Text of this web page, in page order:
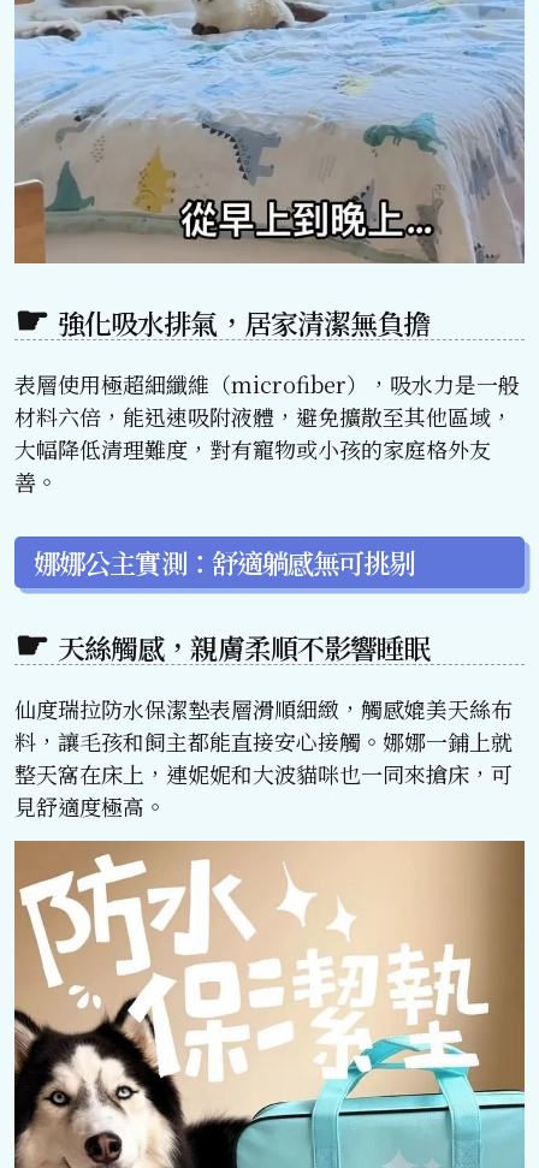
強化吸水排氣，居家清潔無負擔
表層使用極超細纖維（microfiber），吸水力是一般
材料六倍，能迅速吸附液體，避免擴散至其他區域，
大幅降低清理難度，對有寵物或小孩的家庭格外友
善。
娜娜公主實測：舒適躺感無可挑剔
天絲觸感，親膚柔順不影響睡眠
仙度瑞拉防水保潔墊表層滑順細緻，觸感媲美天絲布
料，讓毛孩和飼主都能直接安心接觸。娜娜一鋪上就
整天窩在床上，連妮妮和大波貓咪也一同來搶床，可
見舒適度極高。